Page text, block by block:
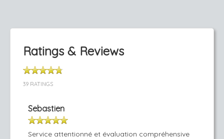
Ratings & Reviews
39 RATINGS
Sebastien
Service attentionné et évaluation compréhensive